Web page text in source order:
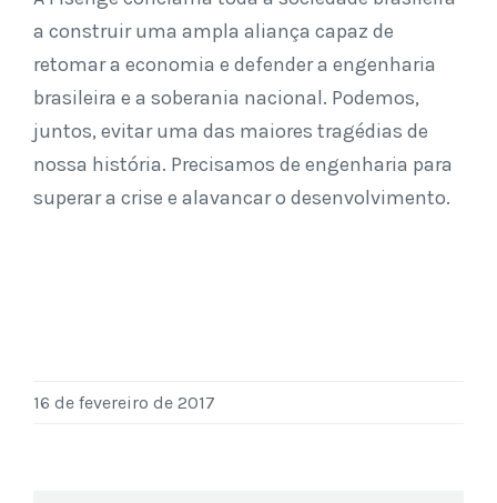
a construir uma ampla aliança capaz de
retomar a economia e defender a engenharia
brasileira e a soberania nacional. Podemos,
juntos, evitar uma das maiores tragédias de
nossa história. Precisamos de engenharia para
superar a crise e alavancar o desenvolvimento.
16 de fevereiro de 2017